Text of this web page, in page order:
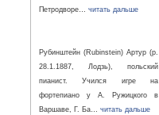
Петродворе… читать дальше
Рубинштейн (Rubinstein) Артур (р.
28.1.1887, Лодзь), польский
пианист. Учился игре на
фортепиано у А. Ружицкого в
Варшаве, Г. Ба… читать дальше